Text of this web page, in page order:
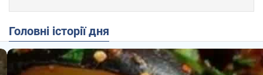
Головні історії дня